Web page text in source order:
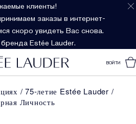
клиенты!
заказы в интернет-
скоро увидеть Вас снова.
Estée Lauder.
ВОЙТИ
75-летие Estée Lauder
Личность